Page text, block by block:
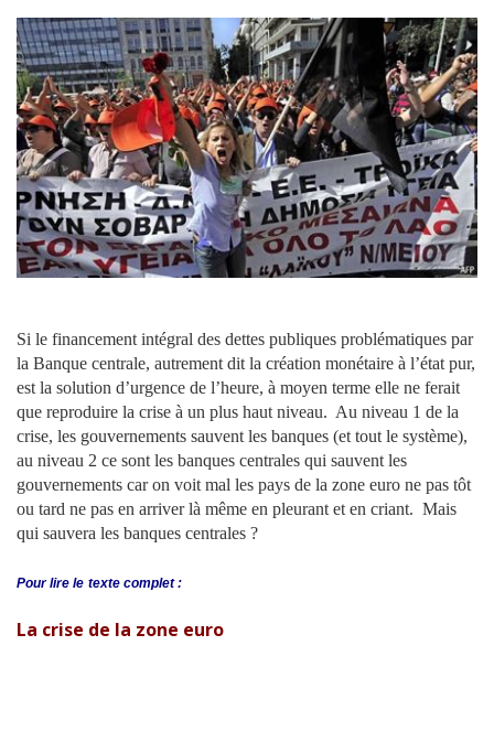
Si le financement intégral des dettes publiques problématiques par
la Banque centrale, autrement dit la création monétaire à l’état pur,
est la solution d’urgence de l’heure, à moyen terme elle ne ferait
que reproduire la crise à un plus haut niveau. Au niveau 1 de la
crise, les gouvernements sauvent les banques (et tout le système),
au niveau 2 ce sont les banques centrales qui sauvent les
gouvernements car on voit mal les pays de la zone euro ne pas tôt
ou tard ne pas en arriver là même en pleurant et en criant. Mais
qui sauvera les banques centrales ?
Pour lire le texte complet :
La crise de la zone euro